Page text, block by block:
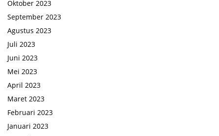
Oktober 2023
September 2023
Agustus 2023
Juli 2023
Juni 2023
Mei 2023
April 2023
Maret 2023
Februari 2023
Januari 2023